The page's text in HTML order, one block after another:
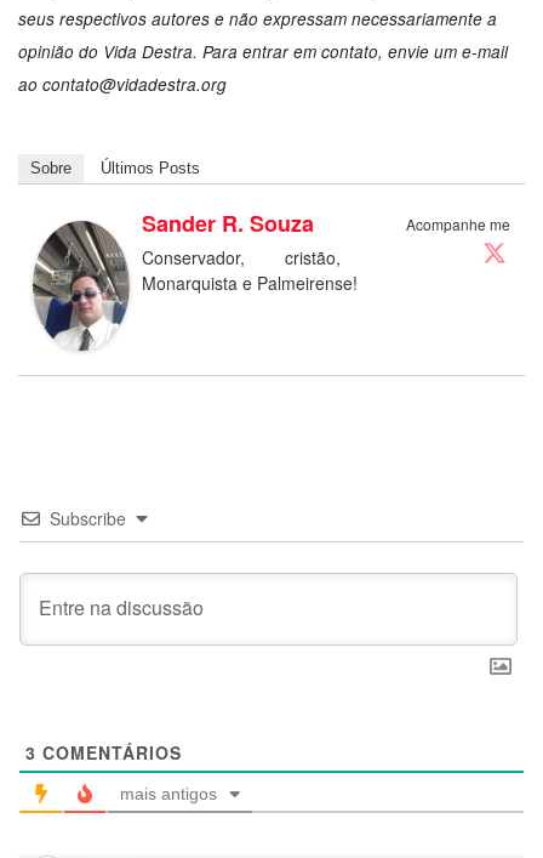
seus respectivos autores e não expressam necessariamente a
opinião do Vida Destra. Para entrar em contato, envie um e-mail
ao contato@vidadestra.org
Sobre Últimos Posts
Acompanhe me
Sander R. Souza
Conservador, cristão,
Monarquista e Palmeirense!
Subscribe
3 COMENTÁRIOS
mais antigos